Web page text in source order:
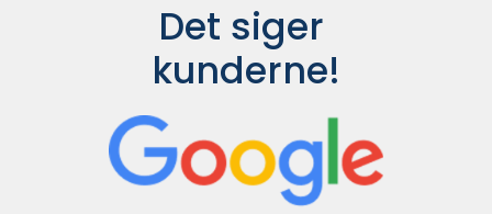
Det siger
kunderne!